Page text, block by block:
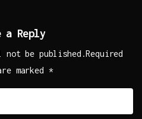
a Reply
be published.Required
marked *